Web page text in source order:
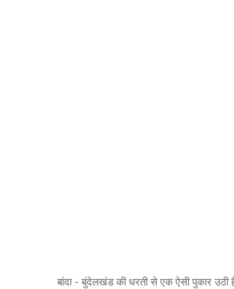
बांदा - बुंदेलखंड की धरती से एक ऐसी पुकार उठी